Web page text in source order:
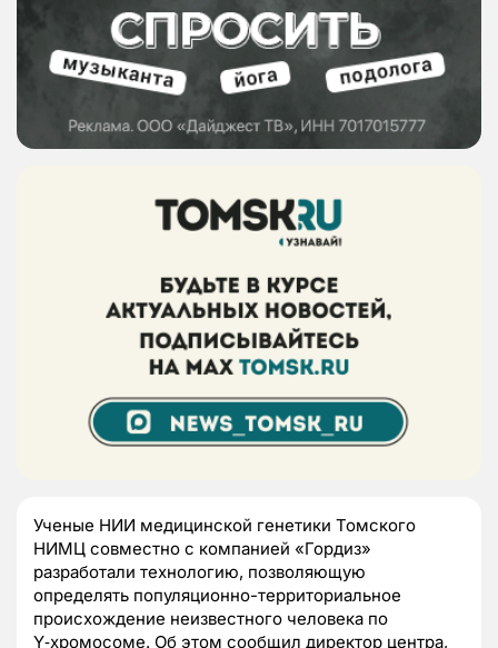
Ученые НИИ медицинской генетики Томского
НИМЦ совместно с компанией «Гордиз»
разработали технологию, позволяющую
определять популяционно-территориальное
происхождение неизвестного человека по
Y‑хромосоме. Об этом сообщил директор центра,